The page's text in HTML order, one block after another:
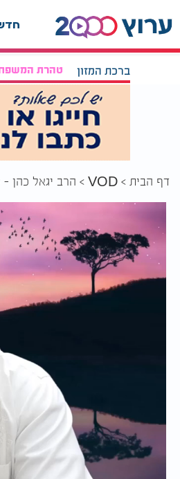
ברכת המזון טהרת
דף הבית VOD הרב יגאל כהן -